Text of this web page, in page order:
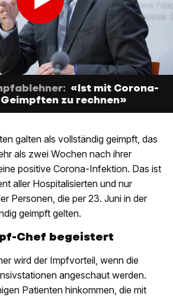
«Ist mit Corona-
zu rechnen»
galten als vollständig geimpft, das
als zwei Wochen nach ihrer
positive Corona-Infektion. Das ist
aller Hospitalisierten und nur
Personen, die per 23. Juni in der
geimpft gelten.
Chef begeistert
wird der Impfvorteil, wenn die
angeschaut werden.
Patienten hinkommen, die mit